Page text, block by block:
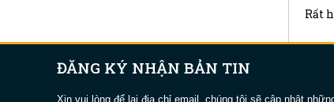
Rất
ĐĂNG KÝ NHẬN BẢN TIN
Xin vui lòng để lại địa chỉ email, chúng tôi sẽ cập nhật